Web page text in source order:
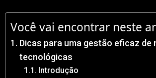
Você vai encontrar neste
Dicas para uma gestão eficaz de
tecnológicas
Introdução